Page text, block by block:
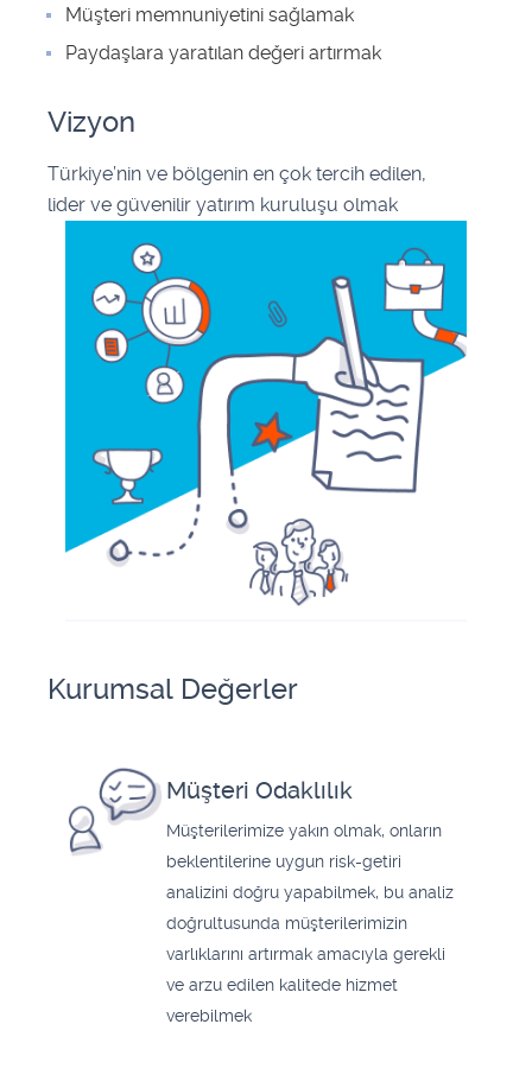
Müşteri memnuniyetini sağlamak
Paydaşlara yaratılan değeri artırmak
Vizyon
Türkiye’nin ve bölgenin en çok tercih edilen,
lider ve güvenilir yatırım kuruluşu olmak
Kurumsal Değerler
Müşteri Odaklılık
Müşterilerimize yakın olmak, onların
beklentilerine uygun risk-getiri
analizini doğru yapabilmek, bu analiz
doğrultusunda müşterilerimizin
varlıklarını artırmak amacıyla gerekli
ve arzu edilen kalitede hizmet
verebilmek